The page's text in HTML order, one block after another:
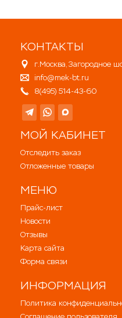
КОНТАКТЫ
г.Москва, Загородное
info@mek-bt.ru
8(495) 514-43-60
МОЙ КАБИНЕТ
Отследить заказ
Отложенные товары
МЕНЮ
Прайс-лист
Новости
Отзывы
Карта сайта
Форма связи
ИНФОРМАЦИЯ
Политика